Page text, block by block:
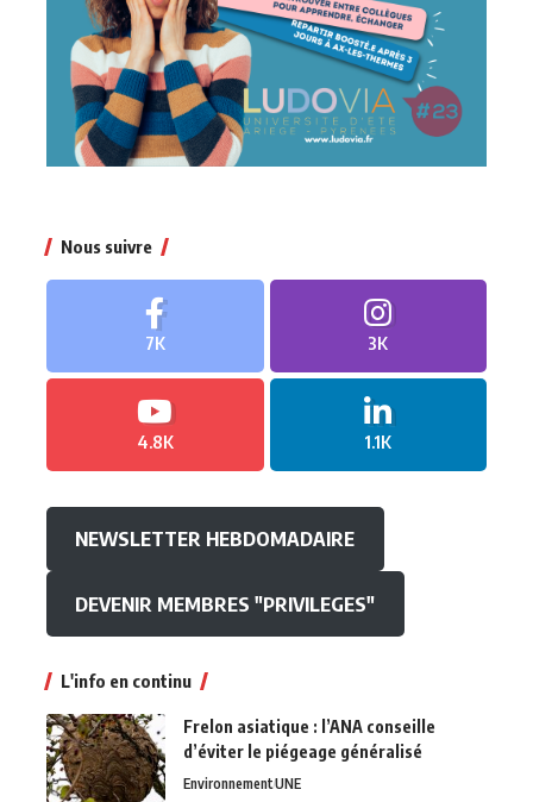
Nous suivre
7K 3K
4.8K 1.1K
NEWSLETTER HEBDOMADAIRE
DEVENIR MEMBRES "PRIVILEGES"
L'info en continu
Frelon asiatique : l’ANA conseille
d’éviter le piégeage généralisé
EnvironnementUNE